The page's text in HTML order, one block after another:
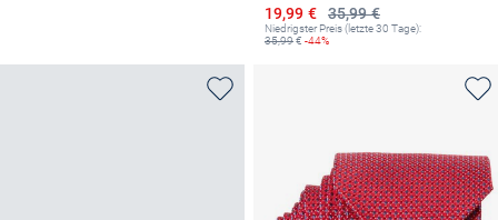
35,99 €
Ermäßigter Preis
19,99 €
Niedrigster Preis (letzte 30 Tage):
35,99€ -44%